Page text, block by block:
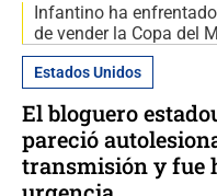
Infantino ha
de vender la Copa del
Estados Unidos
El bloguero
pareció
transmisión y fue